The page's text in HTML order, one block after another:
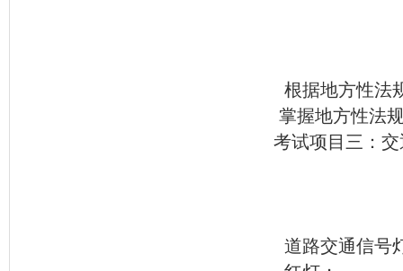
根据地方性法
掌握地方性法
考试项目三：
道路交通信号